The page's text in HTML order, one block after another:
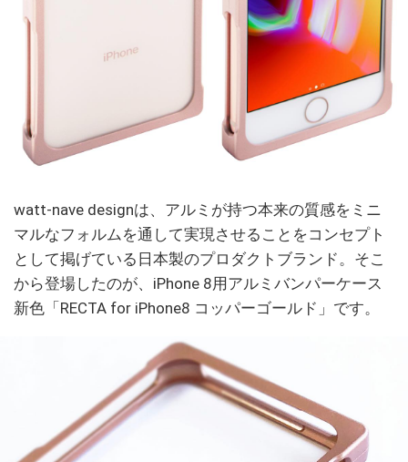
watt-nave designは、アルミが持つ本来の質感をミニ
マルなフォルムを通して実現させることをコンセプト
として掲げている日本製のプロダクトブランド。そこ
から登場したのが、iPhone 8用アルミバンパーケース
新色「RECTA for iPhone8 コッパーゴールド」です。